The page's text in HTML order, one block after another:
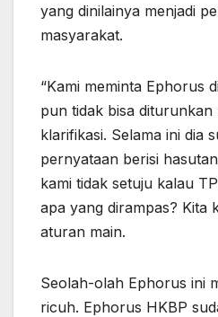
yang dinilainya menjadi
masyarakat.
“Kami meminta Ephorus
pun tidak bisa diturunkan
klarifikasi. Selama ini dia
pernyataan berisi
kami tidak setuju kalau
apa yang dirampas? Kita
aturan main.
Seolah-olah Ephorus ini
ricuh. Ephorus HKBP